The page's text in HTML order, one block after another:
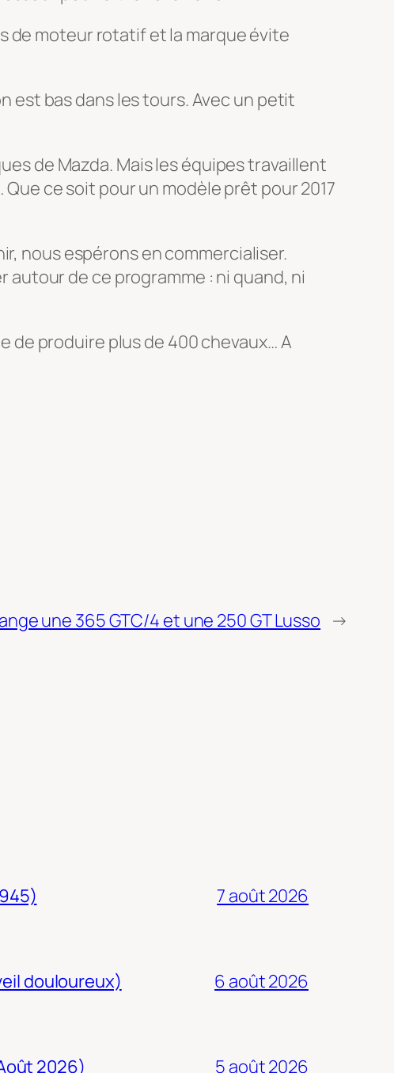
de moteur rotatif et la marque évite
est bas dans les tours. Avec un petit
de Mazda. Mais les équipes travaillent
ce soit pour un modèle prêt pour 2017
nous espérons en commercialiser.
de ce programme : ni quand, ni
de produire plus de 400 chevaux… A
une 365 GTC/4 et une 250 GT Lusso →
7 août 2026
douloureux) 6 août 2026
2026) 5 août 2026